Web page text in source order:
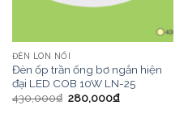
ĐÈN LON NỔI
Đèn ốp trần ống bơ ngắn hiện
đại LED COB 10W LN-25
430,000₫ 280,000₫